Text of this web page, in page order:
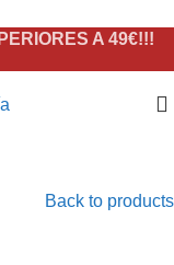
A 49€!!!
Back to products